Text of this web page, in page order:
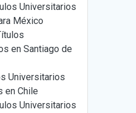
Universitarios
México
en Santiago de
Universitarios
en Chile
Universitarios